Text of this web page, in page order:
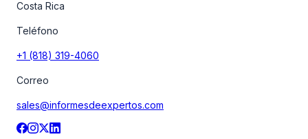
Costa Rica
Teléfono
+1 (818) 319-4060
Correo
sales@informesdeexpertos.com